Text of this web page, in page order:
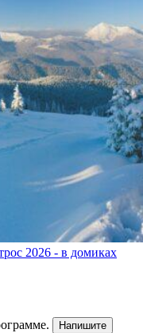
2026 - в домиках
Напишите